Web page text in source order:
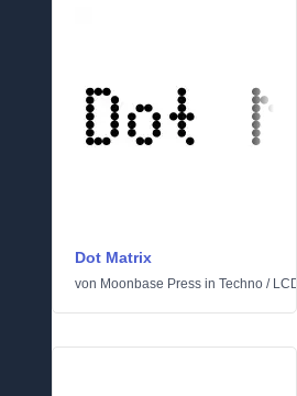
Dot Matrix
von Moonbase Press in Techno /